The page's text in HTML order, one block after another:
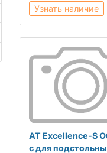
Узнать наличие
AT Excellence-S
с для